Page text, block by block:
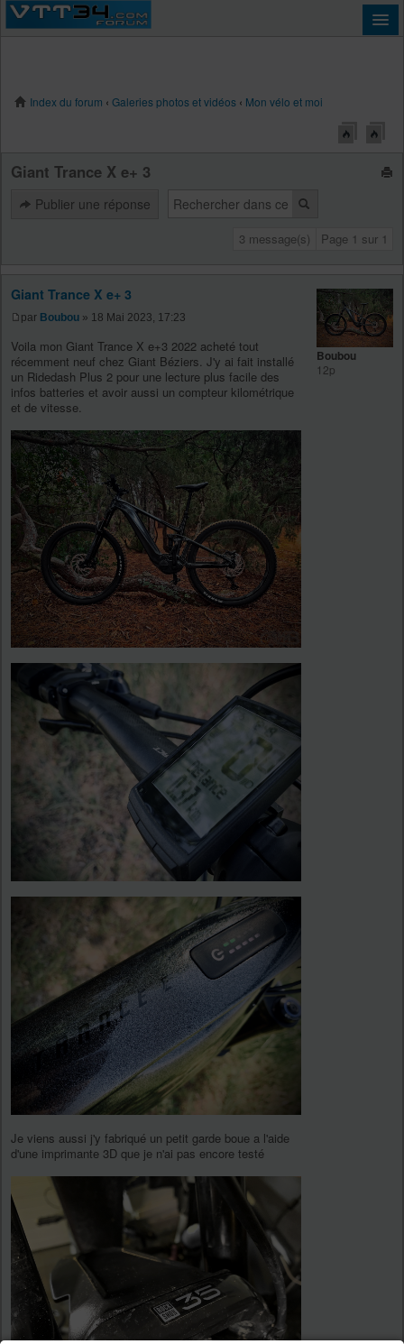
Index du forum ‹ Galeries photos et vidéos ‹ Mon vélo et moi
Giant Trance X e+ 3
Publier une réponse
3 message(s) Page 1 sur 1
Giant Trance X e+ 3
par Boubou » 18 Mai 2023, 17:23
Voila mon Giant Trance X e+3 2022 acheté tout
récemment neuf chez Giant Béziers. J'y ai fait installé
un Ridedash Plus 2 pour une lecture plus facile des
infos batteries et avoir aussi un compteur kilométrique
et de vitesse.
Je viens aussi j'y fabriqué un petit garde boue a l'aide
d'une imprimante 3D que je n'ai pas encore testé
Boubou
12p